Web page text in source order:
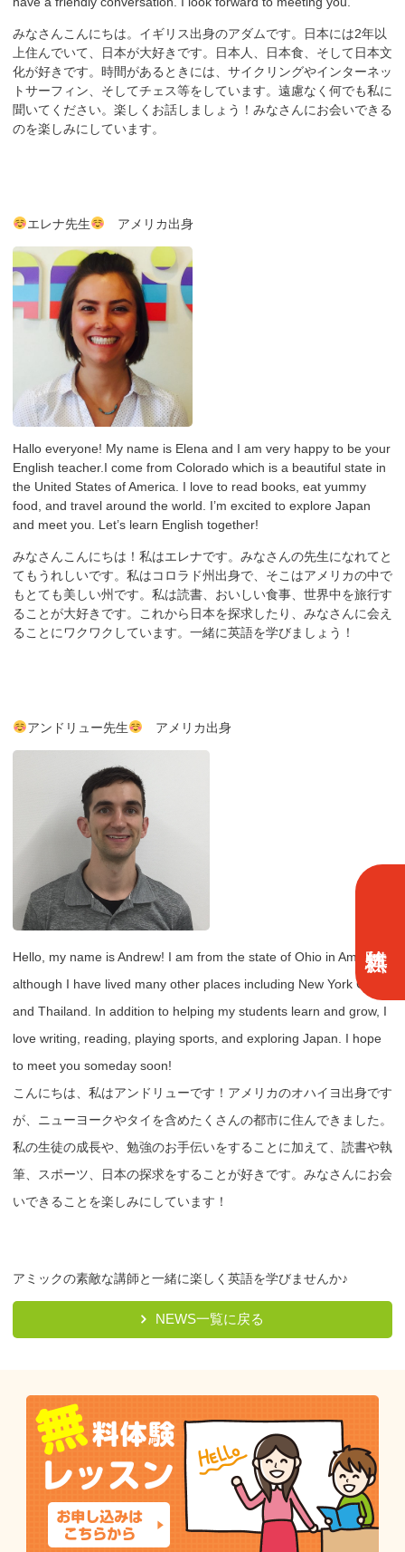
みなさんこんにちは。イギリス出身のアダムです。日本には2年以
上住んでいて、日本が大好きです。日本人、日本食、そして日本文
化が好きです。時間があるときには、サイクリングやインターネッ
トサーフィン、そしてチェス等をしています。遠慮なく何でも私に
聞いてください。楽しくお話しましょう！みなさんにお会いできる
のを楽しみにしています。
エレナ先生 アメリカ出身
Hallo everyone! My name is Elena and I am very happy to be your
English teacher.I come from Colorado which is a beautiful state in
the United States of America. I love to read books, eat yummy
food, and travel around the world. I’m excited to explore Japan
and meet you. Let’s learn English together!
みなさんこんにちは！私はエレナです。みなさんの先生になれてと
てもうれしいです。私はコロラド州出身で、そこはアメリカの中で
もとても美しい州です。私は読書、おいしい食事、世界中を旅行す
ることが大好きです。これから日本を探求したり、みなさんに会え
ることにワクワクしています。一緒に英語を学びましょう！
アンドリュー先生 アメリカ出身
Hello, my name is Andrew! I am from the state of Ohio in America,
although I have lived many other places including New York City
and Thailand. In addition to helping my students learn and grow, I
love writing, reading, playing sports, and exploring Japan. I hope
to meet you someday soon!
こんにちは、私はアンドリューです！アメリカのオハイヨ出身です
が、ニューヨークやタイを含めたくさんの都市に住んできました。
私の生徒の成長や、勉強のお手伝いをすることに加えて、読書や執
筆、スポーツ、日本の探求をすることが好きです。みなさんにお会
いできることを楽しみにしています！
アミックの素敵な講師と一緒に楽しく英語を学びませんか♪
NEWS一覧に戻る